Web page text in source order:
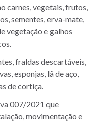
carnes, vegetais, frutos,
sementes, erva-mate,
vegetação e galhos
fraldas descartáveis,
esponjas, lã de aço,
de cortiça.
007/2021 que
movimentação e